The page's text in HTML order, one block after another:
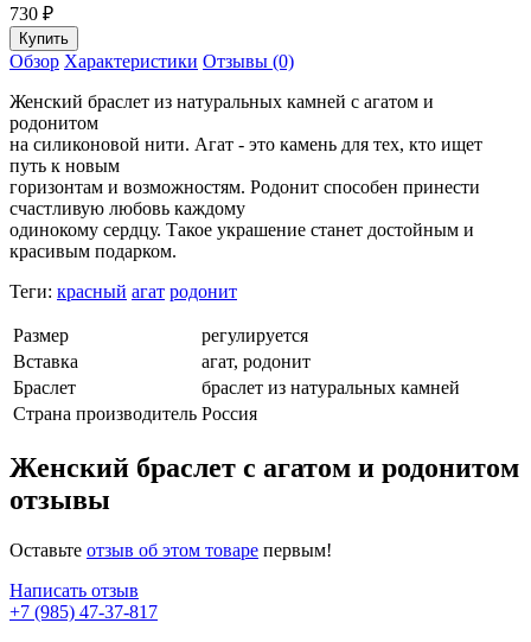
730 ₽
Обзор Характеристики Отзывы (0)
Женский браслет из натуральных камней с агатом и
родонитом
на силиконовой нити. Агат - это камень для тех, кто ищет
путь к новым
горизонтам и возможностям. Родонит способен принести
счастливую любовь каждому
одинокому сердцу. Такое украшение станет достойным и
красивым подарком.
Теги: красный агат родонит
Размер
регулируется
Вставка
агат, родонит
Браслет
браслет из натуральных камней
Страна производитель Россия
Женский браслет с агатом и родонитом
отзывы
Оставьте отзыв об этом товаре первым!
Написать отзыв
+7 (985) 47-37-817